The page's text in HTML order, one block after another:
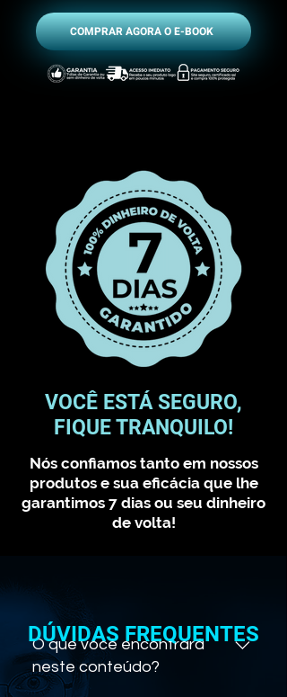
COMPRAR AGORA O E-BOOK
VOCÊ ESTÁ SEGURO,
FIQUE TRANQUILO!
Nós confiamos tanto em nossos
produtos e sua eficácia que lhe
garantimos 7 dias ou seu dinheiro
de volta!
O que você encontrará
neste conteúdo?
DÚVIDAS FREQUENTES